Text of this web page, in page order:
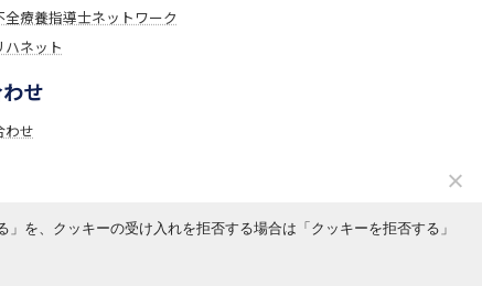
全療養指導士ネットワーク
ハネット
せ
わせ
を、クッキーの受け入れを拒否する場合は「クッキーを拒否する」